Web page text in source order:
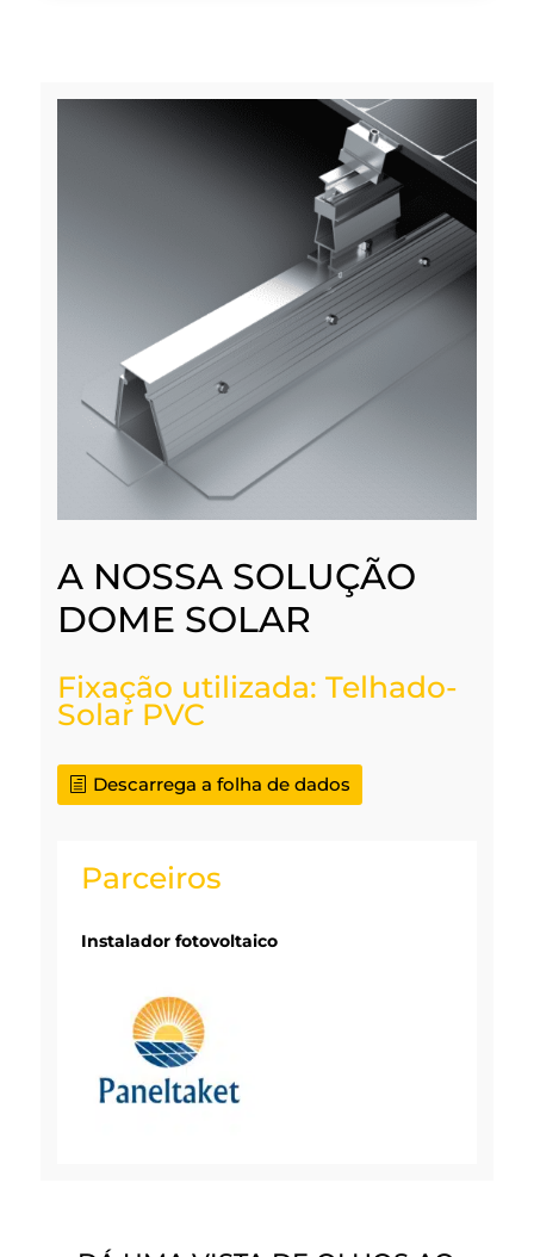
A NOSSA SOLUÇÃO
DOME SOLAR
Fixação utilizada: Telhado-
Solar PVC
Descarrega a folha de dados
Parceiros
Instalador fotovoltaico